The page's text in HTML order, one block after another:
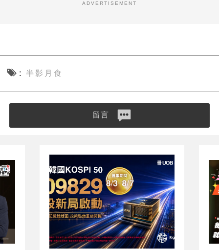
ADVERTISEMENT
半影月食
留言